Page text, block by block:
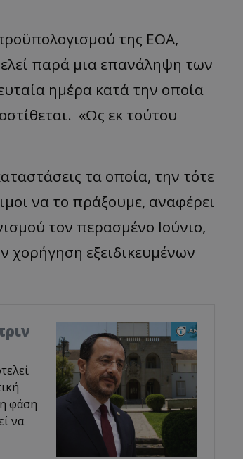
της ΕΟΑ,
παρά μια επανάληψη των
ημέρα κατά την οποία
«Ως εκ τούτου
τα οποία, την τότε
να το πράξουμε, αναφέρει
τον περασμένο Ιούνιο,
εξειδικευμένων
φάση
να